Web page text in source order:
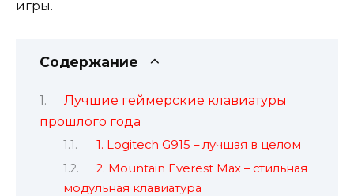
игры.
Содержание
Лучшие геймерские клавиатуры
прошлого года
1. Logitech G915 – лучшая в целом
2. Mountain Everest Max – стильная
модульная клавиатура